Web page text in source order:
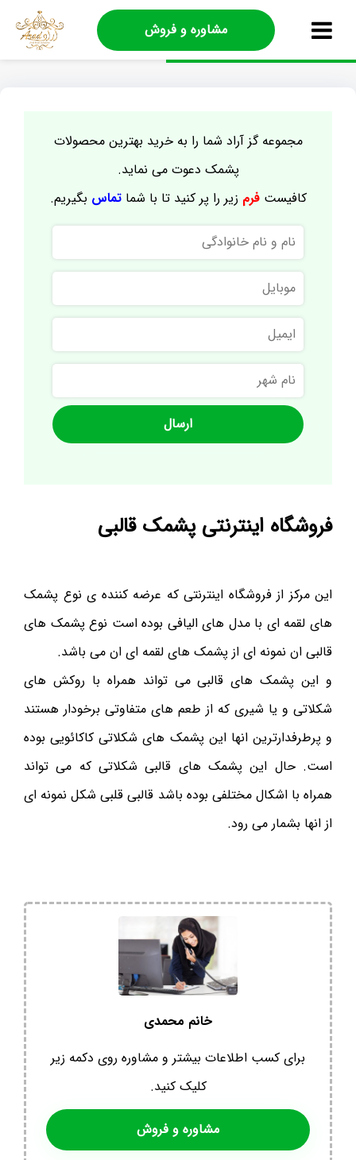
مشاوره و فروش
مجموعه گز آراد شما را به خرید بهترین محصولات
پشمک دعوت می نماید.
کافیستفرم زیر را پر کنید تا با شماتماس بگیریم.
نام
و
نام
خانوادگی
موبایل
ایمیل
نام
شهر
فروشگاه اینترنتی پشمک قالبی
این مرکز از فروشگاه اینترنتی که عرضه کننده ی نوع پشمک
های لقمه ای با مدل های الیافی بوده است نوع پشمک های
قالبی ان نمونه ای از پشمک های لقمه ای ان می باشد.
و این پشمک های قالبی می تواند همراه با روکش های
شکلاتی و یا شیری که از طعم های متفاوتی برخودار هستند
و پرطرفدارترین انها این پشمک های شکلاتی کاکائویی بوده
است. حال این پشمک های قالبی شکلاتی که می تواند
همراه با اشکال مختلفی بوده باشد قالبی قلبی شکل نمونه ای
از انها بشمار می رود.
خانم محمدی
برای کسب اطلاعات بیشتر و مشاوره روی دکمه زیر
کلیک کنید.
مشاوره و فروش